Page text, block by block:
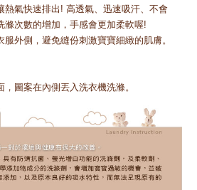
熱氣快速排出! 高透氣、迅速吸汗、不會
滌次數的增加，手感會更加柔軟喔!
服外側，避免縫份刺激寶寶細緻的肌膚。
，圖案在內側丟入洗衣機洗滌。